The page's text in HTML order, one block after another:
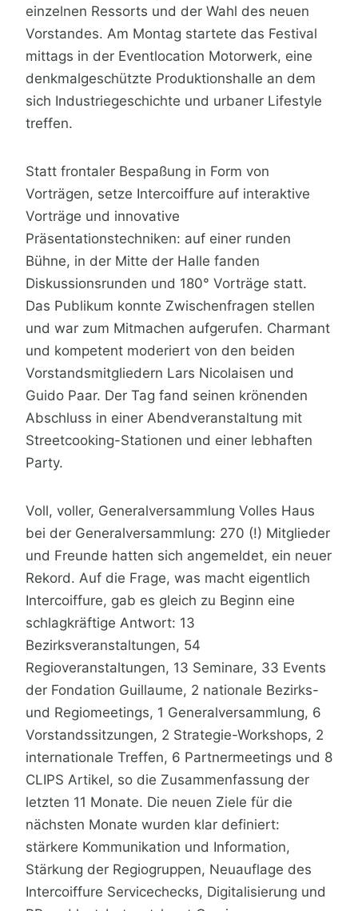
einzelnen Ressorts und der Wahl des neuen
Vorstandes. Am Montag startete das Festival
mittags in der Eventlocation Motorwerk, eine
denkmalgeschützte Produktionshalle an dem
sich Industriegeschichte und urbaner Lifestyle
treffen.
Statt frontaler Bespaßung in Form von
Vorträgen, setze Intercoiffure auf interaktive
Vorträge und innovative
Präsentationstechniken: auf einer runden
Bühne, in der Mitte der Halle fanden
Diskussionsrunden und 180° Vorträge statt.
Das Publikum konnte Zwischenfragen stellen
und war zum Mitmachen aufgerufen. Charmant
und kompetent moderiert von den beiden
Vorstandsmitgliedern Lars Nicolaisen und
Guido Paar. Der Tag fand seinen krönenden
Abschluss in einer Abendveranstaltung mit
Streetcooking-Stationen und einer lebhaften
Party.
Voll, voller, Generalversammlung Volles Haus
bei der Generalversammlung: 270 (!) Mitglieder
und Freunde hatten sich angemeldet, ein neuer
Rekord. Auf die Frage, was macht eigentlich
Intercoiffure, gab es gleich zu Beginn eine
schlagkräftige Antwort: 13
Bezirksveranstaltungen, 54
Regioveranstaltungen, 13 Seminare, 33 Events
der Fondation Guillaume, 2 nationale Bezirks-
und Regiomeetings, 1 Generalversammlung, 6
Vorstandssitzungen, 2 Strategie-Workshops, 2
internationale Treffen, 6 Partnermeetings und 8
CLIPS Artikel, so die Zusammenfassung der
letzten 11 Monate. Die neuen Ziele für die
nächsten Monate wurden klar definiert:
stärkere Kommunikation und Information,
Stärkung der Regiogruppen, Neuauflage des
Intercoiffure Servicechecks, Digitalisierung und